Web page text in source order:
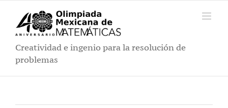
contenido
Creatividad e ingenio para la resolución de
problemas